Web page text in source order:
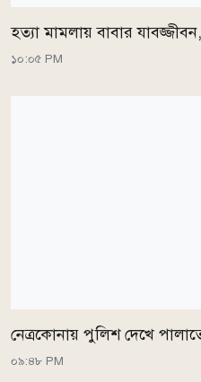
হত্যা মামলায় বাবার
১০:০৫ PM
নেত্রকোনায় পুলিশ দেখে
০৯:৪৮ PM